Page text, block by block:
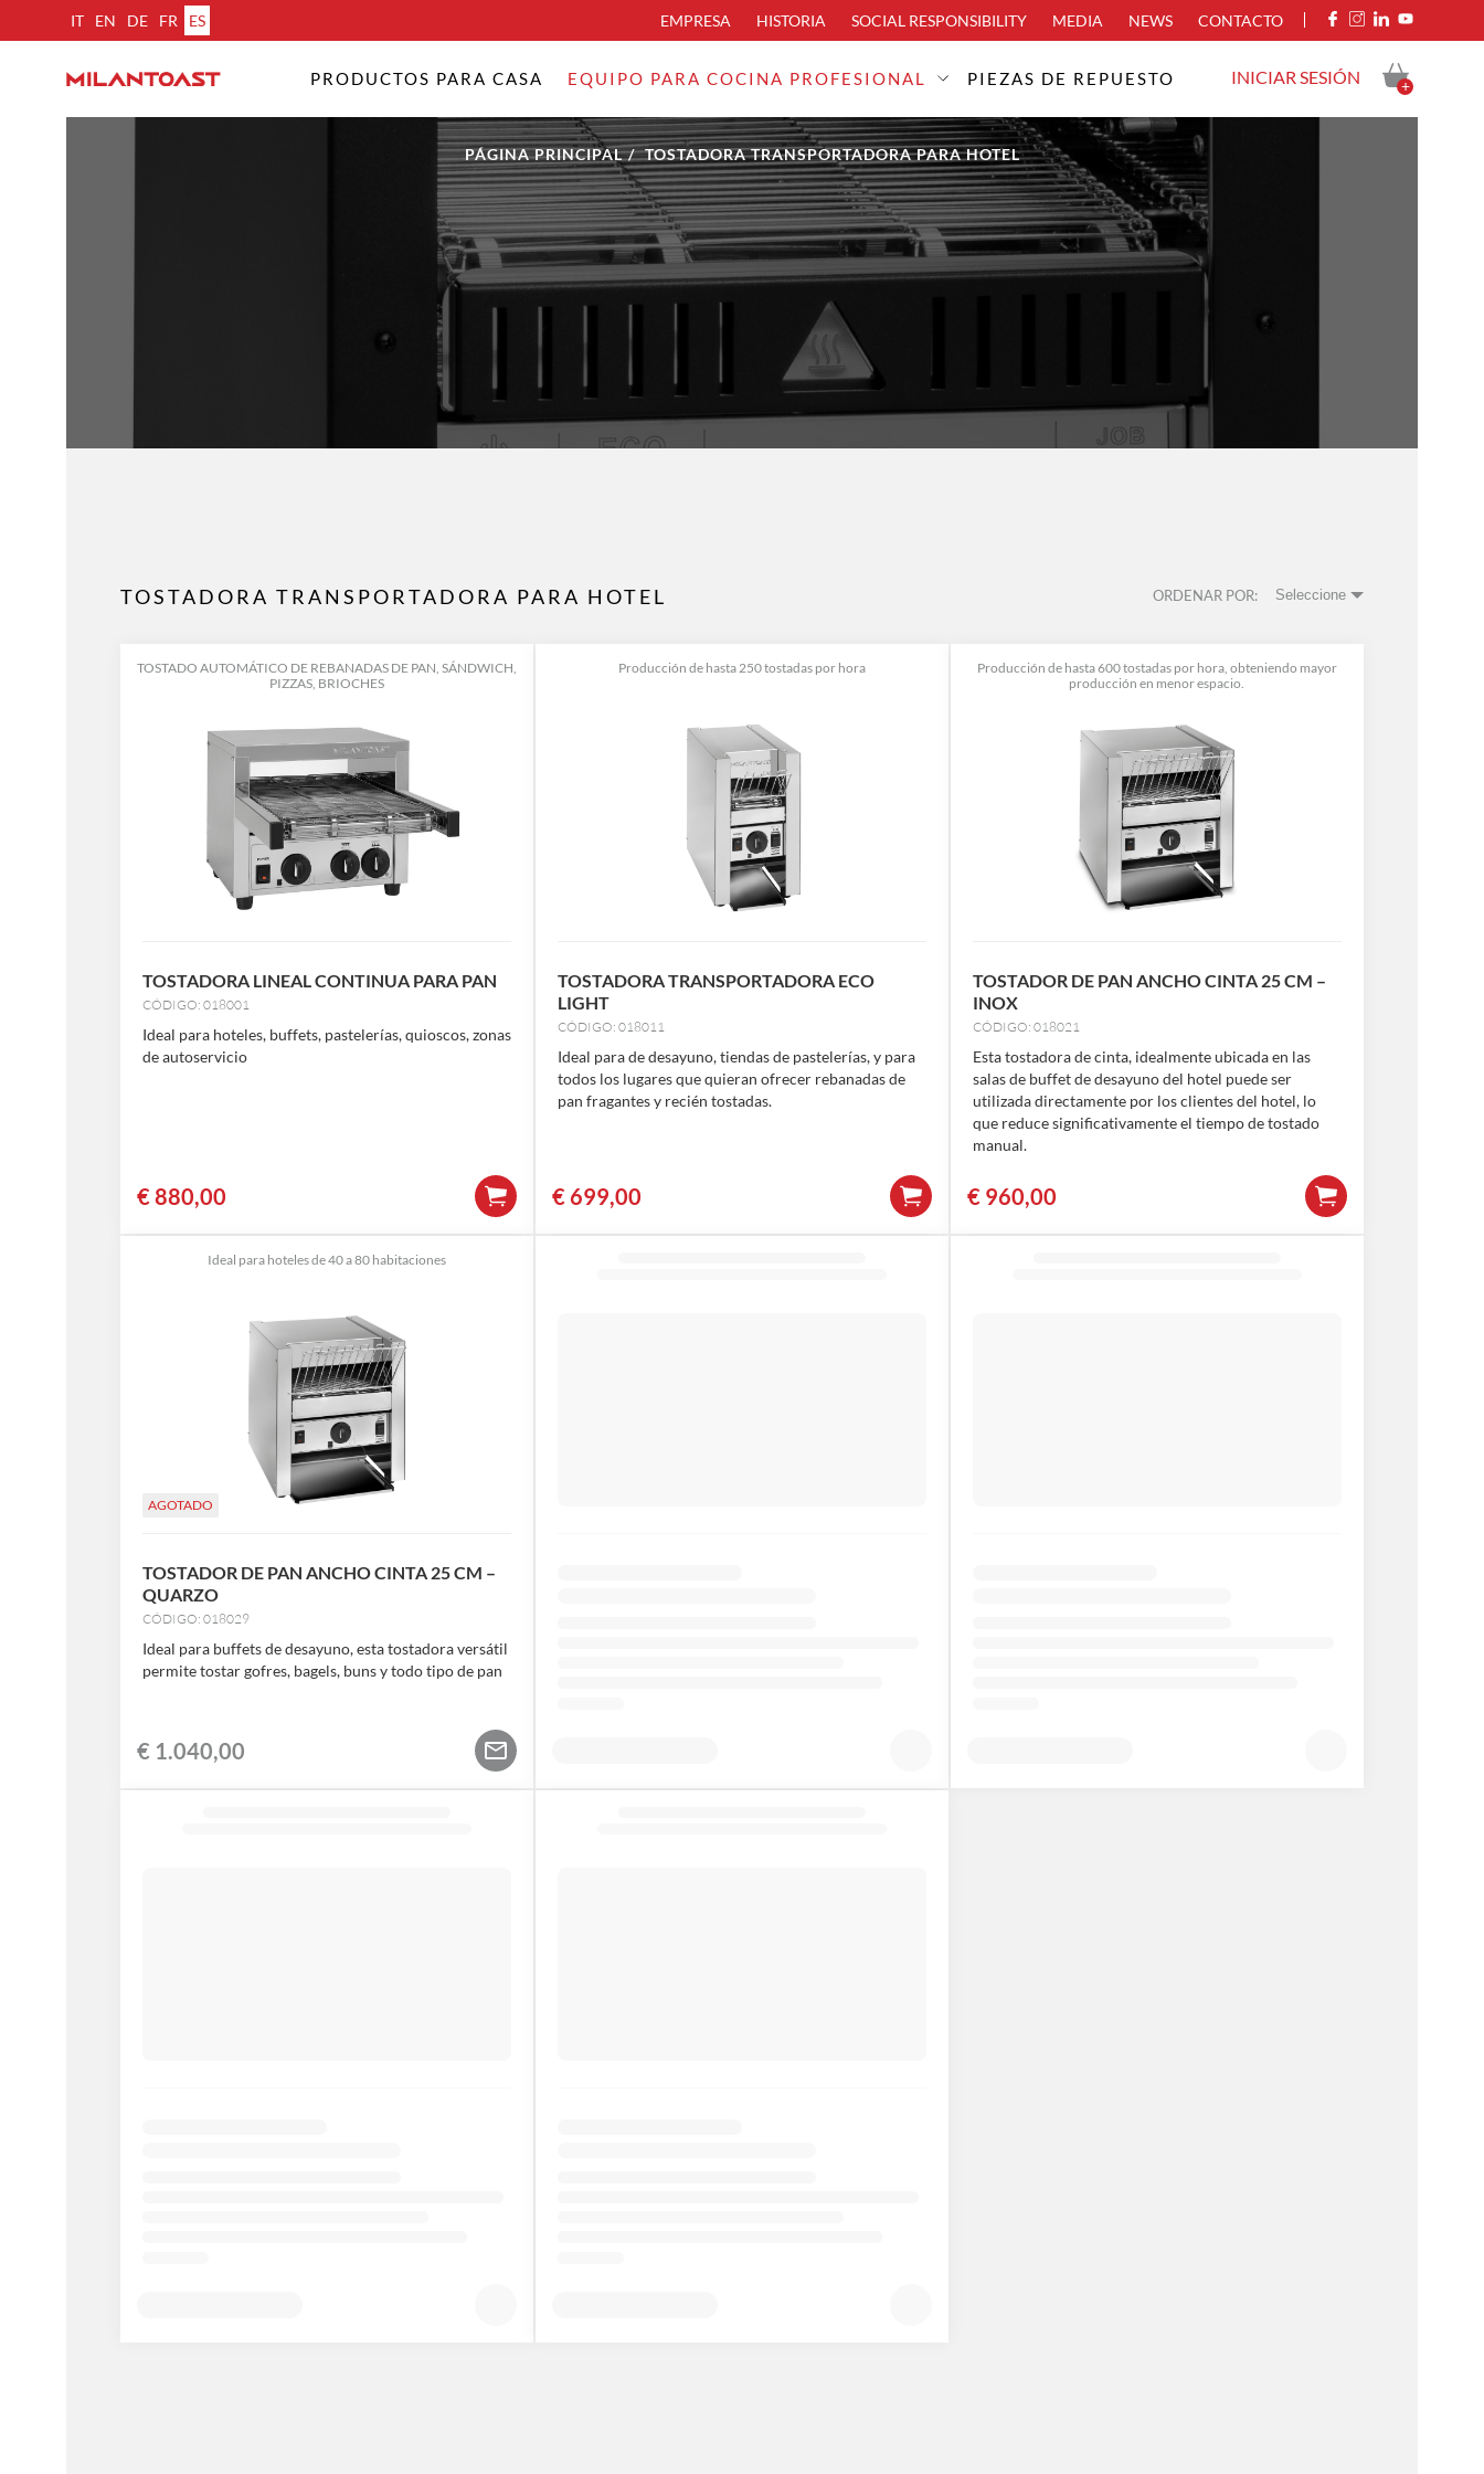
IT EN DE FR ES EMPRESA HISTORIA SOCIAL RESPONSIBILITY MEDIA NEWS CONTACTO
PRODUCTOS PARA CASA EQUIPO PARA COCINA PROFESIONAL PIEZAS DE REPUESTO INICIAR SESIÓN +
PÁGINA PRINCIPAL TOSTADORA TRANSPORTADORA PARA HOTEL
TOSTADORA TRANSPORTADORA PARA HOTEL ORDENAR POR: Seleccione
TOSTADO AUTOMÁTICO DE REBANADAS DE PAN, SÁNDWICH,
PIZZAS, BRIOCHES
TOSTADORA LINEAL CONTINUA PARA PAN
CÓDIGO: 018001
Ideal para hoteles, buffets, pastelerías, quioscos, zonas
de autoservicio
€880,00
Producción de hasta 250 tostadas por hora
TOSTADORA TRANSPORTADORA ECO
LIGHT
CÓDIGO: 018011
Ideal para de desayuno, tiendas de pastelerías, y para
todos los lugares que quieran ofrecer rebanadas de
pan fragantes y recién tostadas.
€699,00
Producción de hasta 600 tostadas por hora, obteniendo mayor
producción en menor espacio.
TOSTADOR DE PAN ANCHO CINTA 25 CM –
INOX
CÓDIGO: 018021
Esta tostadora de cinta, idealmente ubicada en las
salas de buffet de desayuno del hotel puede ser
utilizada directamente por los clientes del hotel, lo
que reduce significativamente el tiempo de tostado
manual.
€960,00
Ideal para hoteles de 40 a 80 habitaciones
AGOTADO
TOSTADOR DE PAN ANCHO CINTA 25 CM –
QUARZO
CÓDIGO: 018029
Ideal para buffets de desayuno, esta tostadora versátil
permite tostar gofres, bagels, buns y todo tipo de pan
€ 1.040,00